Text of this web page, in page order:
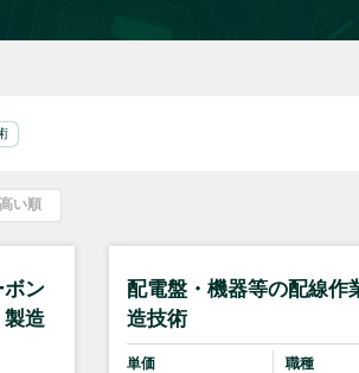
い順
ボン
製造
配電盤・機器等の配線作
造技術
単価
職種